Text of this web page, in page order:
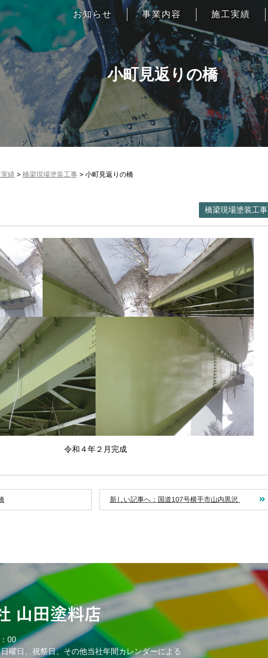
お知らせ 事業内容 施工実績
小町見返りの橋
績 > 橋梁現場塗装工事 > 小町見返りの橋
橋梁現場塗装工事
令和４年２月完成
新しい記事へ：国道107号横手市山内黒沢
00
曜日、祝祭日、その他当社年間カレンダーによる